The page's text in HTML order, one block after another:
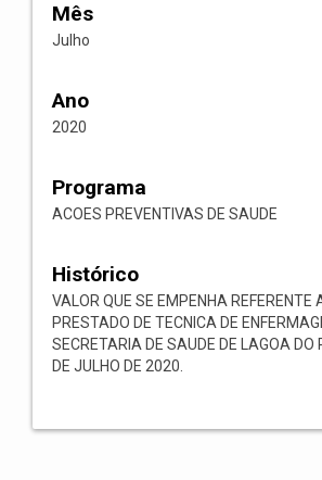
Mês
Julho
Ano
2020
Programa
ACOES PREVENTIVAS DE SAUDE
Histórico
VALOR QUE SE EMPENHA REFERENTE
PRESTADO DE TECNICA DE
SECRETARIA DE SAUDE DE LAGOA DO
DE JULHO DE 2020.